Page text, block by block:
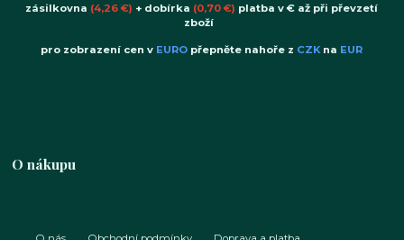
zásilkovna (4,26 €) + dobírka (0,70 €) platba v € až při převzetí
zboží
pro zobrazení cen v EURO přepněte nahoře z CZK na EUR
O nákupu